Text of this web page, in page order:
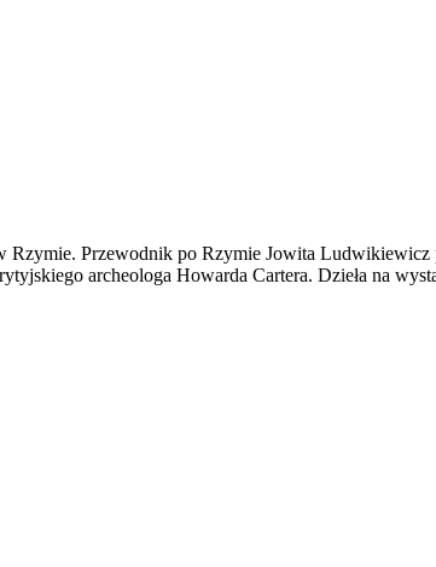
Przewodnik po Rzymie Jowita Ludwikiewicz
archeologa Howarda Cartera. Dzieła na